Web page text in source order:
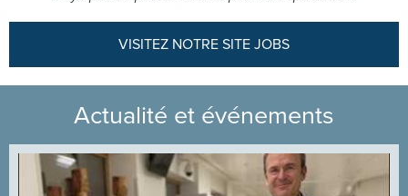
VISITEZ NOTRE SITE JOBS
Actualité et événements